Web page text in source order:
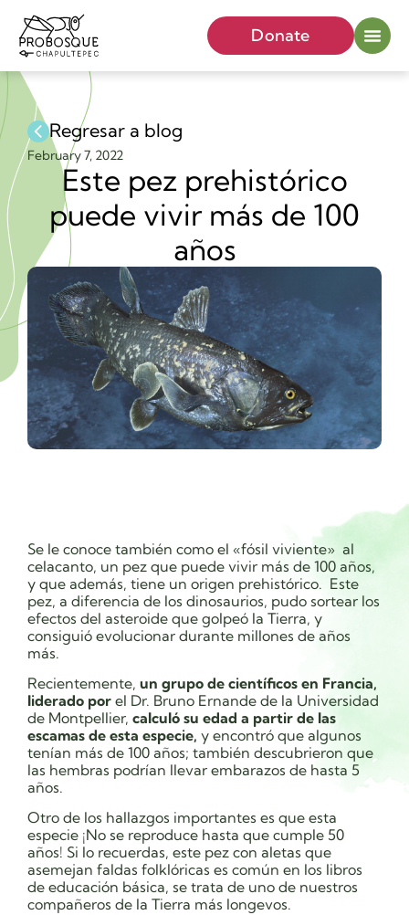
Donate
Regresar a blog
February 7, 2022
Este pez prehistórico
puede vivir más de 100
años
Se le conoce también como el «fósil viviente» al
celacanto, un pez que puede vivir más de 100 años,
y que además, tiene un origen prehistórico. Este
pez, a diferencia de los dinosaurios, pudo sortear los
efectos del asteroide que golpeó la Tierra, y
consiguió evolucionar durante millones de años
más.
Recientemente, un grupo de científicos en Francia,
liderado por el Dr. Bruno Ernande de la Universidad
de Montpellier, calculó su edad a partir de las
escamas de esta especie, y encontró que algunos
tenían más de 100 años; también descubrieron que
las hembras podrían llevar embarazos de hasta 5
años.
Otro de los hallazgos importantes es que esta
especie ¡No se reproduce hasta que cumple 50
años! Si lo recuerdas, este pez con aletas que
asemejan faldas folklóricas es común en los libros
de educación básica, se trata de uno de nuestros
compañeros de la Tierra más longevos.